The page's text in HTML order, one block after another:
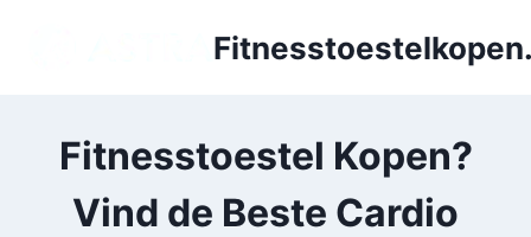
Fitnesstoestel Kopen?
Vind de Beste Cardio